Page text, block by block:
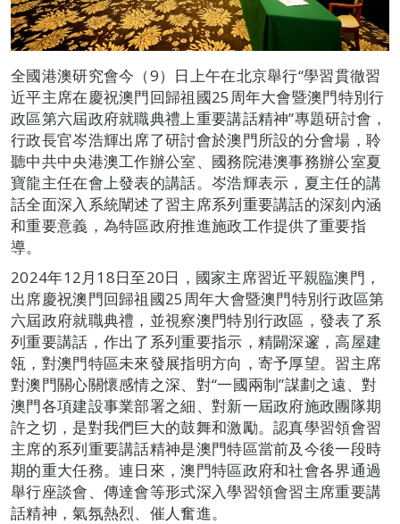
全國港澳研究會今（9）日上午在北京舉行“學習貫徹習
近平主席在慶祝澳門回歸祖國25周年大會暨澳門特別行
政區第六屆政府就職典禮上重要講話精神”專題研討會，
行政長官岑浩輝出席了研討會於澳門所設的分會場，聆
聽中共中央港澳工作辦公室、國務院港澳事務辦公室夏
寶龍主任在會上發表的講話。岑浩輝表示，夏主任的講
話全面深入系統闡述了習主席系列重要講話的深刻內涵
和重要意義，為特區政府推進施政工作提供了重要指
導。
2024年12月18日至20日，國家主席習近平親臨澳門，
出席慶祝澳門回歸祖國25周年大會暨澳門特別行政區第
六屆政府就職典禮，並視察澳門特別行政區，發表了系
列重要講話，作出了系列重要指示，精闢深邃，高屋建
瓴，對澳門特區未來發展指明方向，寄予厚望。習主席
對澳門關心關懷感情之深、對“一國兩制”謀劃之遠、對
澳門各項建設事業部署之細、對新一屆政府施政團隊期
許之切，是對我們巨大的鼓舞和激勵。認真學習領會習
主席的系列重要講話精神是澳門特區當前及今後一段時
期的重大任務。連日來，澳門特區政府和社會各界通過
舉行座談會、傳達會等形式深入學習領會習主席重要講
話精神，氣氛熱烈、催人奮進。